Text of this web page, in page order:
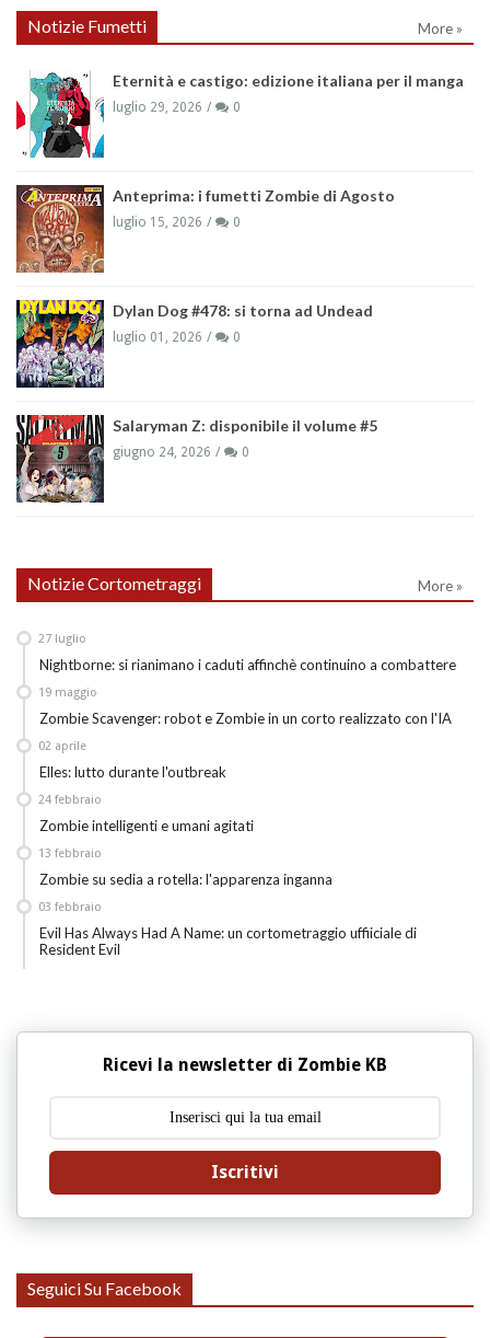
Notizie Fumetti More »
Eternità e castigo: edizione italiana per il manga
luglio 29, 2026 0
Anteprima: i fumetti Zombie di Agosto
luglio 15, 2026 0
Dylan Dog #478: si torna ad Undead
luglio 01, 2026 0
Salaryman Z: disponibile il volume #5
giugno 24, 2026 0
Notizie Cortometraggi More »
Nightborne: si rianimano i caduti affinchè continuino a combattere
27 luglio
Zombie Scavenger: robot e Zombie in un corto realizzato con l'IA
19 maggio
Elles: lutto durante l'outbreak
02 aprile
Zombie intelligenti e umani agitati
24 febbraio
Zombie su sedia a rotella: l'apparenza inganna
13 febbraio
Evil Has Always Had A Name: un cortometraggio uffiiciale di
Resident Evil
03 febbraio
Ricevi la newsletter di Zombie KB
Iscritivi
Seguici Su Facebook